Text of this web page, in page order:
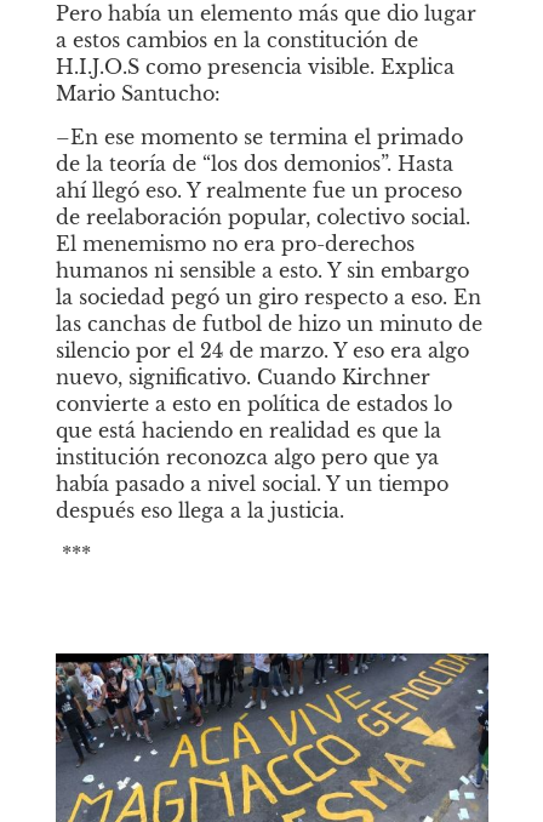
Pero había un elemento más que dio lugar
a estos cambios en la constitución de
H.I.J.O.S como presencia visible. Explica
Mario Santucho:
–En ese momento se termina el primado
de la teoría de “los dos demonios”. Hasta
ahí llegó eso. Y realmente fue un proceso
de reelaboración popular, colectivo social.
El menemismo no era pro-derechos
humanos ni sensible a esto. Y sin embargo
la sociedad pegó un giro respecto a eso. En
las canchas de futbol de hizo un minuto de
silencio por el 24 de marzo. Y eso era algo
nuevo, significativo. Cuando Kirchner
convierte a esto en política de estados lo
que está haciendo en realidad es que la
institución reconozca algo pero que ya
había pasado a nivel social. Y un tiempo
después eso llega a la justicia.
***